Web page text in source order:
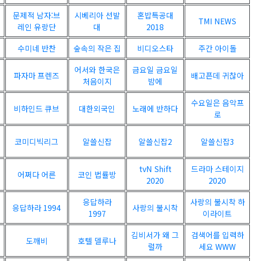
문제적 남자:브
레인 유랑단
시베리아 선발
대
혼밥특공대
2018
TMI NEWS
수미네 반찬 숲속의 작은 집 비디오스타
주간 아이돌
파자마 프렌즈
어서와 한국은
처음이지
금요일 금요일
밤에
배고픈데 귀찮아
비하인드 큐브 대한외국인 노래에 반하다
수요일은 음악프
로
코미디빅리그 알쓸신잡 알쓸신잡2 알쓸신잡3
어쩌다 어른 코인 법률방
tvN Shift
2020
드라마 스테이지
2020
응답하라 1994
응답하라
1997
사랑의 불시착
사랑의 불시착 하
이라이트
도깨비 호텔 델루나
김비서가 왜 그
럴까
검색어를 입력하
세요 WWW